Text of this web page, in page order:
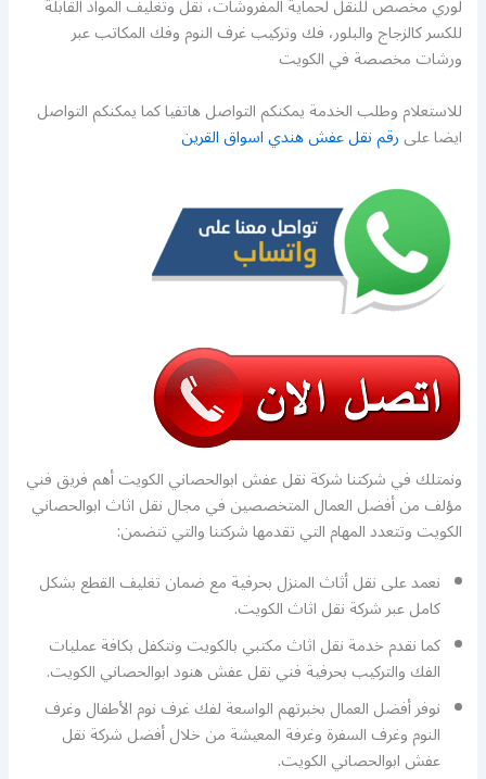
لوري مخصص للنقل لحماية المفروشات، نقل وتغليف المواد القابلة
للكسر كالزجاج والبلور، فك وتركيب غرف النوم وفك المكاتب عبر
ورشات مخصصة في الكويت
للاستعلام وطلب الخدمة يمكنكم التواصل هاتفيا كما يمكنكم التواصل
ايضا علىرقم نقل عفش هندي اسواق القرين
ونمتلك في شركتنا شركة نقل عفش ابوالحصاني الكويت أهم فريق فني
مؤلف من أفضل العمال المتخصصين في مجال نقل اثاث ابوالحصاني
الكويت وتتعدد المهام التي تقدمها شركتنا والتي تتضمن:
نعمد على نقل أثاث المنزل بحرفية مع ضمان تغليف القطع بشكل
كامل عبر شركة نقل اثاث الكويت.
كما نقدم خدمة نقل اثاث مكتبي بالكويت ونتكفل بكافة عمليات
الفك والتركيب بحرفية فني نقل عفش هنود ابوالحصاني الكويت.
نوفر أفضل العمال بخبرتهم الواسعة لفك غرف نوم الأطفال وغرف
النوم وغرف السفرة وغرفة المعيشة من خلال أفضل شركة نقل
عفش ابوالحصاني الكويت.